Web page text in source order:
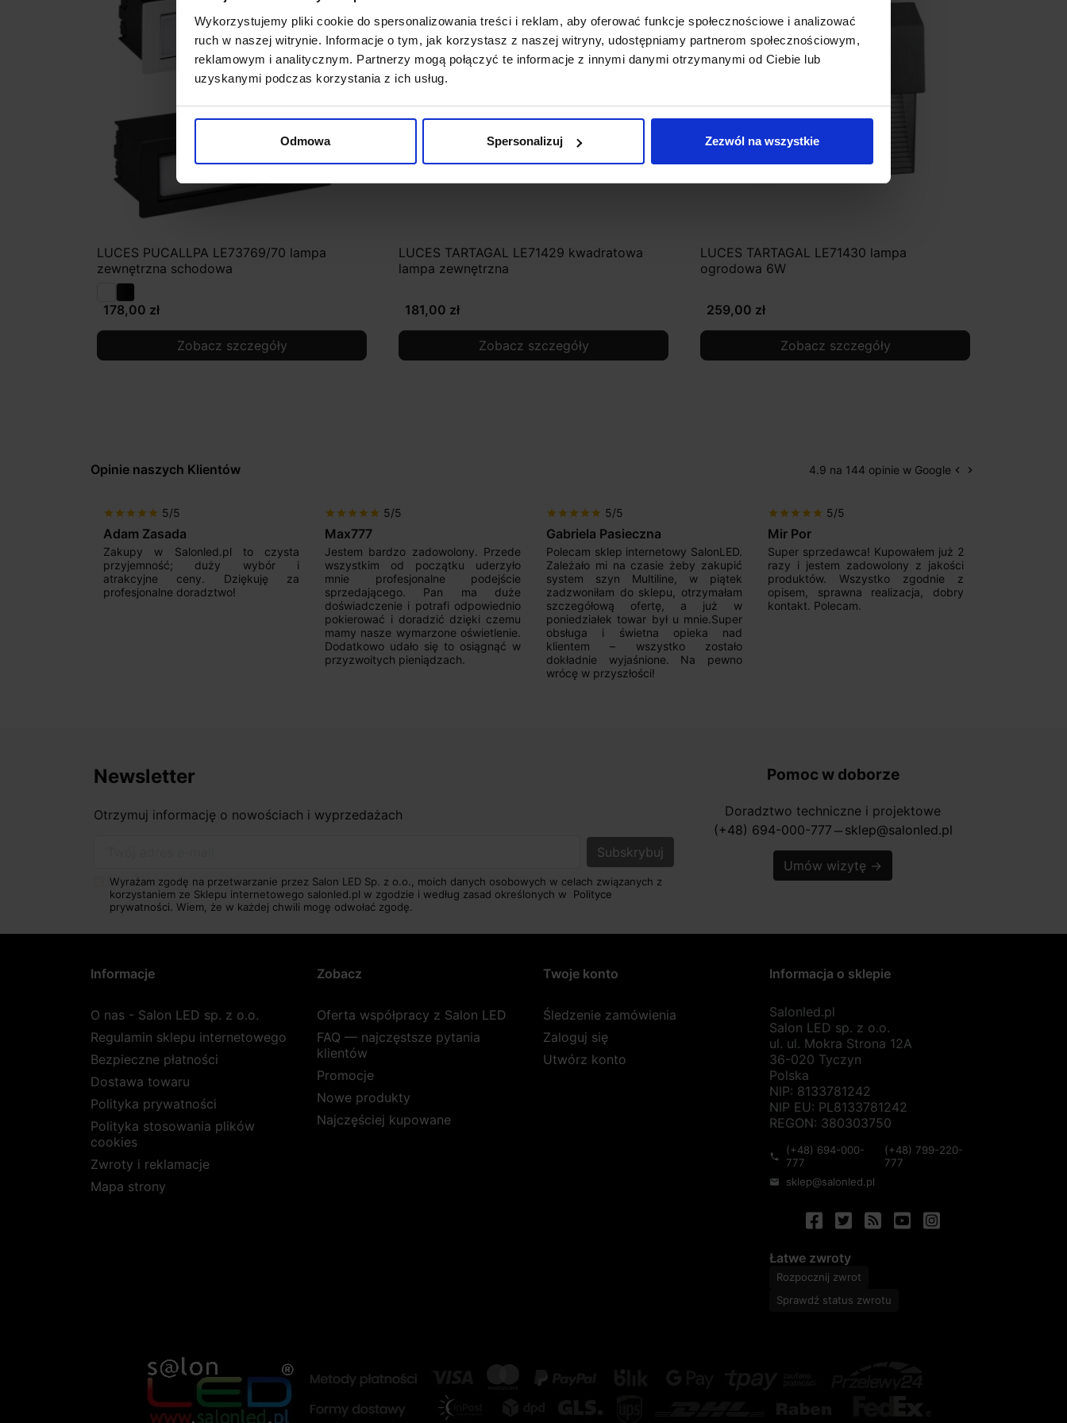
Wykorzystujemy pliki cookie do spersonalizowania treści i reklam, aby oferować funkcje społecznościowe i analizować
ruch w naszej witrynie. Informacje o tym, jak korzystasz z naszej witryny, udostępniamy partnerom społecznościowym,
reklamowym i analitycznym. Partnerzy mogą połączyć te informacje z innymi danymi otrzymanymi od Ciebie lub
uzyskanymi podczas korzystania z ich usług.
Odmowa Spersonalizuj Zezwól na wszystkie
LUCES PUCALLPA LE73769/70 lampa
zewnętrzna schodowa
178,00 zł
Zobacz szczegóły
LUCES TARTAGAL LE71429 kwadratowa
lampa zewnętrzna
181,00 zł
Zobacz szczegóły
LUCES TARTAGAL LE71430 lampa
ogrodowa 6W
259,00 zł
Zobacz szczegóły
Opinie naszych Klientów 4.9 na 144 opinie w Google Poprzedni
keyboard_arrow_left Następny
keyboard_arrow_right
star star star star star 5/5
Adam Zasada
Zakupy w Salonled.pl to czysta
przyjemność; duży wybór i
atrakcyjne ceny. Dziękuję za
profesjonalne doradztwo!
star star star star star 5/5
Max777
Jestem bardzo zadowolony. Przede
wszystkim od początku uderzyło
mnie profesjonalne podejście
sprzedającego. Pan ma duże
doświadczenie i potrafi odpowiednio
pokierować i doradzić dzięki czemu
mamy nasze wymarzone oświetlenie.
Dodatkowo udało się to osiągnąć w
przyzwoitych pieniądzach.
star star star star star 5/5
Gabriela Pasieczna
Polecam sklep internetowy SalonLED.
Zależało mi na czasie żeby zakupić
system szyn Multiline, w piątek
zadzwoniłam do sklepu, otrzymałam
szczegółową ofertę, a już w
poniedziałek towar był u mnie.Super
obsługa i świetna opieka nad
klientem – wszystko zostało
dokładnie wyjaśnione. Na pewno
wrócę w przyszłości!
star star star star star 5/5
Mir Por
Super sprzedawca! Kupowałem już 2
razy i jestem zadowolony z jakości
produktów. Wszystko zgodnie z
opisem, sprawna realizacja, dobry
kontakt. Polecam.
Newsletter
Otrzymuj informację o nowościach i wyprzedażach
Wyrażam zgodę na przetwarzanie przez Salon LED Sp. z o.o., moich danych osobowych w celach związanych z
korzystaniem ze Sklepu internetowego salonled.pl w zgodzie i według zasad określonych w Polityce
prywatności. Wiem, że w każdej chwili mogę odwołać zgodę.
Pomoc w doborze
Doradztwo techniczne i projektowe
(+48) 694-000-777 horizontal_rule sklep@salonled.pl
Umów wizytę →
Informacje
O nas - Salon LED sp. z o.o.
Regulamin sklepu internetowego
Bezpieczne płatności
Dostawa towaru
Polityka prywatności
Polityka stosowania plików
cookies
Zwroty i reklamacje
Mapa strony
Zobacz
Oferta współpracy z Salon LED
FAQ — najczęstsze pytania
klientów
Promocje
Nowe produkty
Najczęściej kupowane
Twoje konto
Śledzenie zamówienia
Zaloguj się
Utwórz konto
Informacja o sklepie
Salonled.pl
Salon LED sp. z o.o.
ul. ul. Mokra Strona 12A
36-020 Tyczyn
Polska
NIP: 8133781242
NIP EU: PL8133781242
REGON: 380303750
phone
(+48) 694-000-
777
(+48) 799-220-
777
mail sklep@salonled.pl
Łatwe zwroty
Rozpocznij zwrot
Sprawdź status zwrotu